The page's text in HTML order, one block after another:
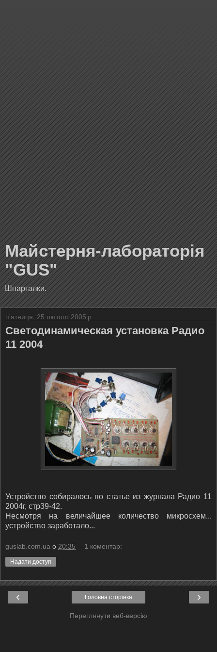
Майстерня-лабораторія
"GUS"
Шпаргалки.
пʼятниця, 25 лютого 2005 р.
Светодинамическая установка Радио
11 2004
Устройство собиралось по статье из журнала Радио 11
2004г, стр39-42.
Несмотря на величайшее количество микросхем...
устройство заработало...
guslab.com.ua о 20:35 1 коментар:
Надати доступ
‹ ›
Головна сторінка
Переглянути веб-версію